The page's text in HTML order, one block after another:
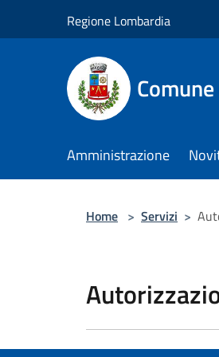
Regione Lombardia
Amministrazione
Home > Servizi >